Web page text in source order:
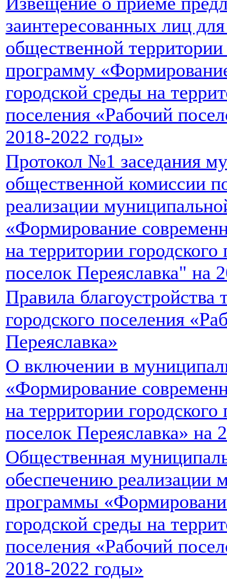
заинтересованных лиц
общественной
программу
городской среды на
поселения «Рабочий
2018-2022 годы»
Протокол №1 заседания
общественной комиссии
реализации
«Формирование
на территории
поселок Переяславка" на
Правила благоустройства
городского поселения
Переяславка»
О включении в
«Формирование
на территории
поселок Переяславка» на
Общественная
обеспечению реализации
программы
городской среды на
поселения «Рабочий
2018-2022 годы»